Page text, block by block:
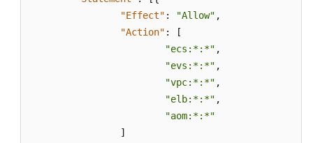
"Effect" : "Allow" ,
"Action" :
[
"ecs:*:*" ,
"evs:*:*" ,
"vpc:*:*" ,
"elb:*:*" ,
"aom:*:*"
]